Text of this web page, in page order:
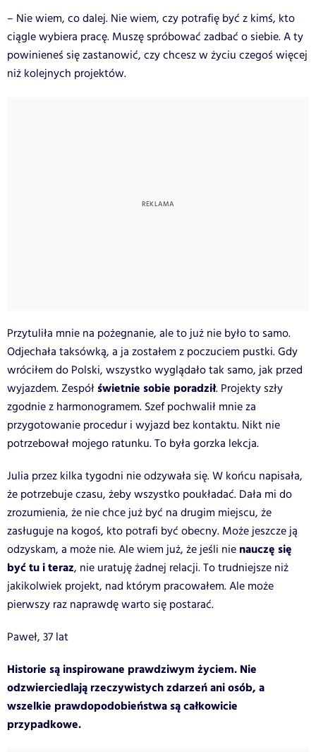
– Nie wiem, co dalej. Nie wiem, czy potrafię być z kimś, kto
ciągle wybiera pracę. Muszę spróbować zadbać o siebie. A ty
powinieneś się zastanowić, czy chcesz w życiu czegoś więcej
niż kolejnych projektów.
Przytuliła mnie na pożegnanie, ale to już nie było to samo.
Odjechała taksówką, a ja zostałem z poczuciem pustki. Gdy
wróciłem do Polski, wszystko wyglądało tak samo, jak przed
wyjazdem. Zespółświetnie sobie poradził. Projekty szły
zgodnie z harmonogramem. Szef pochwalił mnie za
przygotowanie procedur i wyjazd bez kontaktu. Nikt nie
potrzebował mojego ratunku. To była gorzka lekcja.
Julia przez kilka tygodni nie odzywała się. W końcu napisała,
że potrzebuje czasu, żeby wszystko poukładać. Dała mi do
zrozumienia, że nie chce już być na drugim miejscu, że
zasługuje na kogoś, kto potrafi być obecny. Może jeszcze ją
odzyskam, a może nie. Ale wiem już, że jeśli nie nauczę się
być tu i teraz, nie uratuję żadnej relacji. To trudniejsze niż
jakikolwiek projekt, nad którym pracowałem. Ale może
pierwszy raz naprawdę warto się postarać.
Paweł, 37 lat
Historie są inspirowane prawdziwym życiem. Nie
odzwierciedlają rzeczywistych zdarzeń ani osób, a
wszelkie prawdopodobieństwa są całkowicie
przypadkowe.